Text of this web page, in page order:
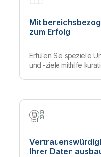
Mit
zum Erfolg
Erfüllen Sie spezielle
und -ziele mithilfe
Ihrer Daten